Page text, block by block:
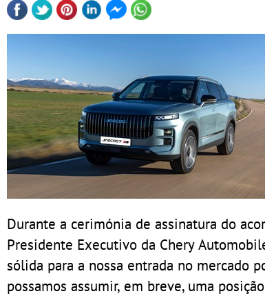
Durante a cerimónia de assinatura do
Presidente Executivo da Chery
sólida para a nossa entrada no mercado
possamos assumir, em breve, uma